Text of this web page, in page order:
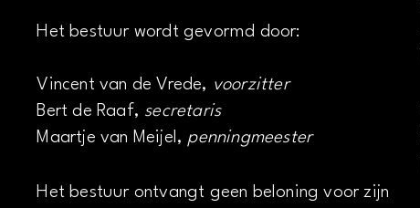
Het bestuur wordt gevormd door:
Vincent van de Vrede, voorzitter
Bert de Raaf, secretaris
Maartje van Meijel, penningmeester
Het bestuur ontvangt geen beloning voor zijn